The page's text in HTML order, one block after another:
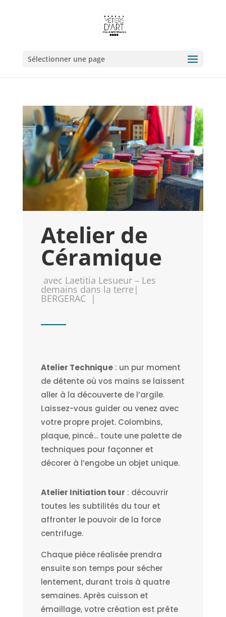
Sélectionner une page
Atelier de
Céramique
avec Laetitia Lesueur – Les
demains dans la terre|
BERGERAC |
Atelier Technique: un pur moment
de détente où vos mains se laissent
aller à la découverte de l’argile.
Laissez-vous guider ou venez avec
votre propre projet. Colombins,
plaque, pincé… toute une palette de
techniques pour façonner et
décorer à l’engobe un objet unique.
Atelier Initiation tour : découvrir
toutes les subtilités du tour et
affronter le pouvoir de la force
centrifuge.
Chaque pièce réalisée prendra
ensuite son temps pour sécher
lentement, durant trois à quatre
semaines. Après cuisson et
émaillage, votre création est prête